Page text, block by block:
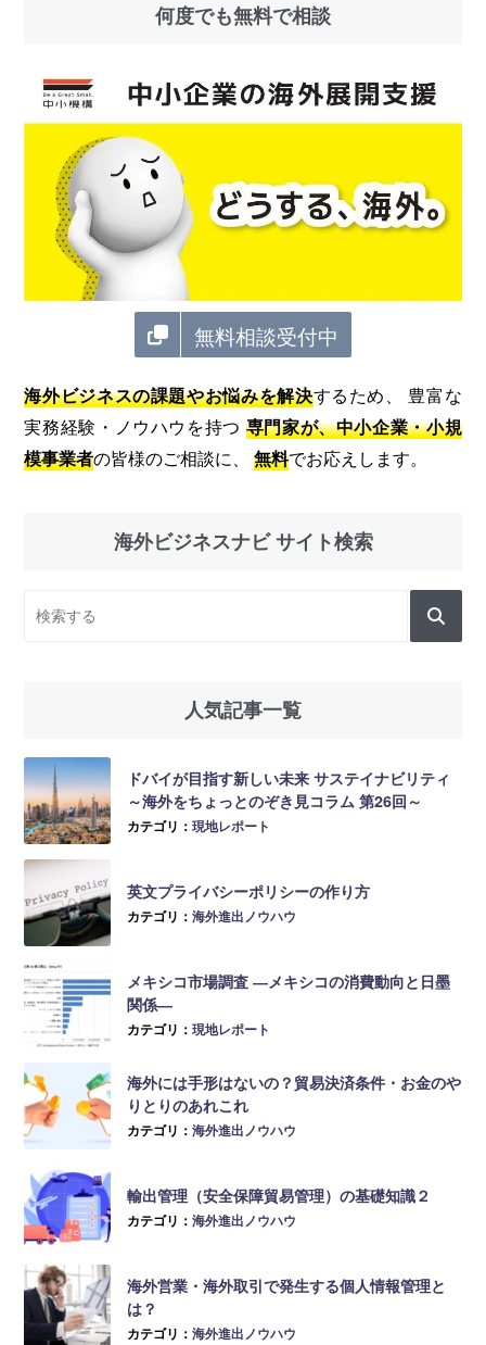
何度でも無料で相談
無料相談受付中
海外ビジネスの課題やお悩みを解決するため、 豊富な
実務経験・ノウハウを持つ 専門家が、中小企業・小規
模事業者の皆様のご相談に、無料でお応えします。
海外ビジネスナビ サイト検索
人気記事一覧
ドバイが目指す新しい未来 サステイナビリティ
～海外をちょっとのぞき見コラム 第26回～
カテゴリ：現地レポート
英文プライバシーポリシーの作り方
カテゴリ：海外進出ノウハウ
メキシコ市場調査 ―メキシコの消費動向と日墨
関係―
カテゴリ：現地レポート
海外には手形はないの？貿易決済条件・お金のや
りとりのあれこれ
カテゴリ：海外進出ノウハウ
輸出管理（安全保障貿易管理）の基礎知識２
カテゴリ：海外進出ノウハウ
海外営業・海外取引で発生する個人情報管理と
は？
カテゴリ：海外進出ノウハウ